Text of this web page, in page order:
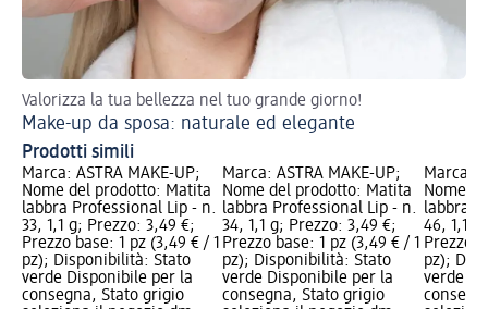
Valorizza la tua bellezza nel tuo grande giorno!
Make-up da sposa: naturale ed elegante
Prodotti simili
Marca: ASTRA MAKE-UP;
Nome del prodotto: Matita
labbra Professional Lip - n.
33, 1,1 g; Prezzo: 3,49 €;
Prezzo base: 1 pz (3,49 € / 1
pz); Disponibilità: Stato
verde Disponibile per la
consegna, Stato grigio
Marca: ASTRA MAKE-UP;
Nome del prodotto: Matita
labbra Professional Lip - n.
34, 1,1 g; Prezzo: 3,49 €;
Prezzo base: 1 pz (3,49 € / 1
pz); Disponibilità: Stato
verde Disponibile per la
consegna, Stato grigio
Marca:
Nome
labbra
46, 1,1
Prezzo
pz);
verde